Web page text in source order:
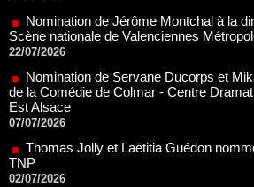
de la Comédie de Colmar - Centre
Est Alsace
07/07/2026
Thomas Jolly et Laëtitia Guédon
TNP
02/07/2026
23/06/2026
Dispositif ARTCENA Écrire pour le